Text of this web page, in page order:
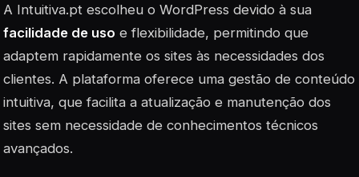
A Intuitiva.pt escolheu o WordPress devido à sua
facilidade de uso e flexibilidade, permitindo que
adaptem rapidamente os sites às necessidades dos
clientes. A plataforma oferece uma gestão de conteúdo
intuitiva, que facilita a atualização e manutenção dos
sites sem necessidade de conhecimentos técnicos
avançados.